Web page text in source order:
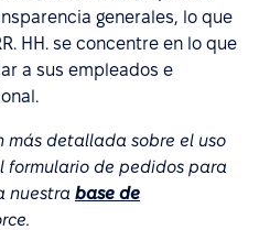
generales, lo que
HH. se concentre en lo que
a sus empleados e
más detallada sobre el uso
formulario de pedidos para
nuestra base de